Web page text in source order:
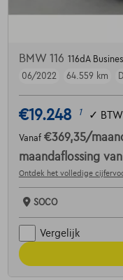
BMW 116 116dA
06/2022
64.559 km
€19.248 1 ✓
Vanaf €369,35/
maandaflossing van
Ontdek het volledige
SOCO
Vergelijk